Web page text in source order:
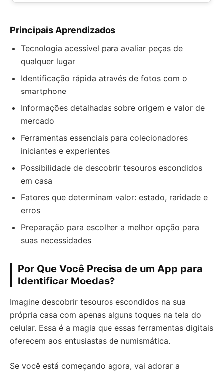
Principais Aprendizados
Tecnologia acessível para avaliar peças de
qualquer lugar
Identificação rápida através de fotos com o
smartphone
Informações detalhadas sobre origem e valor de
mercado
Ferramentas essenciais para colecionadores
iniciantes e experientes
Possibilidade de descobrir tesouros escondidos
em casa
Fatores que determinam valor: estado, raridade e
erros
Preparação para escolher a melhor opção para
suas necessidades
Por Que Você Precisa de um App para
Identificar Moedas?
Imagine descobrir tesouros escondidos na sua
própria casa com apenas alguns toques na tela do
celular. Essa é a magia que essas ferramentas digitais
oferecem aos entusiastas de numismática.
Se você está começando agora, vai adorar a